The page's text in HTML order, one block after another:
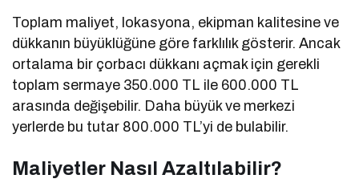
Toplam maliyet, lokasyona, ekipman kalitesine ve
dükkanın büyüklüğüne göre farklılık gösterir. Ancak
ortalama bir çorbacı dükkanı açmak için gerekli
toplam sermaye 350.000 TL ile 600.000 TL
arasında değişebilir. Daha büyük ve merkezi
yerlerde bu tutar 800.000 TL’yi de bulabilir.
Maliyetler Nasıl Azaltılabilir?